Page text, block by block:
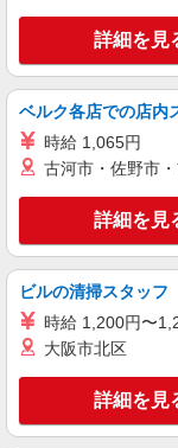
キープ
派遣社員 紹介予定派遣
ベルサンテ株式会社
通
キープ
派遣社員 紹介予定派遣
ベルサンテスタッフ
詳細を見
ベルク各店での店内
時給 1,065円
古河市・佐野市
詳細を見
ビルの清掃スタッフ
時給 1,200円〜
大阪市北区
詳細を見